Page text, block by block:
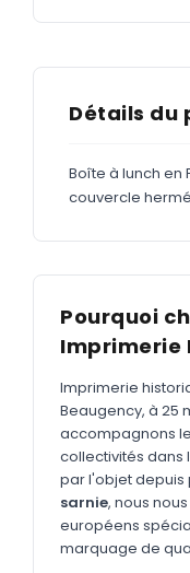
Étiquettes
Adhésifs vitrine
MARQUAGE
Tee-shirts
Polos Nouveau
Sweatshirts
GOODIES
Catalogue
Bureau & écriture
Sacs & voyages
Verres & déjeuner
Détails du
Boîte à lunch en
couvercle
Pourquoi
Imprimerie
Imprimerie
Beaugency, à 25
accompagnons
collectivités dans
par l'objet depuis
sarnie, nous
européens
marquage de